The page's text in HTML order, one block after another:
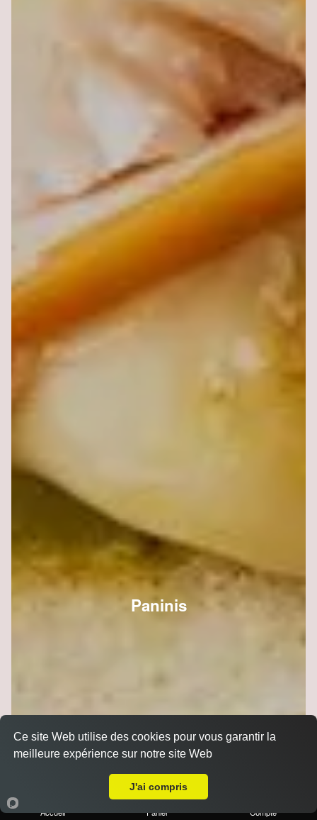
Paninis
Accueil Panier Compte
Ce site Web utilise des cookies pour vous garantir la
meilleure expérience sur notre site Web
J'ai compris